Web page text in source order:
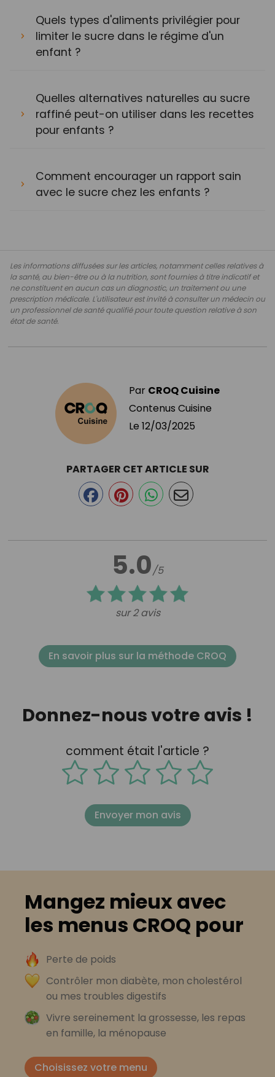
Quels types d'aliments privilégier pour
limiter le sucre dans le régime d'un
enfant ?
Quelles alternatives naturelles au sucre
raffiné peut-on utiliser dans les recettes
pour enfants ?
Comment encourager un rapport sain
avec le sucre chez les enfants ?
Les informations diffusées sur les articles, notamment celles relatives à
la santé, au bien-être ou à la nutrition, sont fournies à titre indicatif et
ne constituent en aucun cas un diagnostic, un traitement ou une
prescription médicale. L'utilisateur est invité à consulter un médecin ou
un professionnel de santé qualifié pour toute question relative à son
état de santé.
Par CROQ Cuisine
Contenus Cuisine
Le 12/03/2025
5.0/5
sur 2 avis
PARTAGER CET ARTICLE SUR
En savoir plus sur la méthode CROQ
Donnez-nous votre avis !
comment était l'article ?
Envoyer mon avis
Mangez mieux avec
les menus CROQ pour
Perte de poids
Contrôler mon diabète, mon cholestérol
ou mes troubles digestifs
Vivre sereinement la grossesse, les repas
en famille, la ménopause
Choisissez votre menu